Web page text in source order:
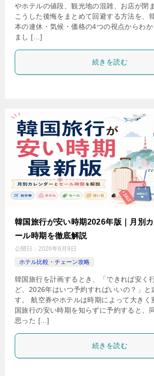
やホテルの値段、観光地の混雑、お店が閉
こうした後悔をまとめて回避する方法を、
本の連休・気候・価格の4つの視点からわ
まし […]
続きを読む
韓国旅行が安い時期2026年版｜月別
ール時期を徹底解説
公開日： 2026年6月9日
ホテル比較・チェーン攻略
韓国旅行を計画するとき、「できれば安く
ど、2026年はいつ予約すればいいの？」と
す。 航空券やホテルは時期によって大きく
国旅行の安い時期を知らずに予約すると、
思った […]
続きを読む